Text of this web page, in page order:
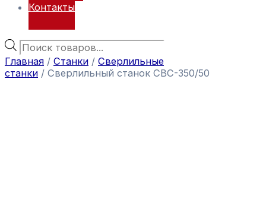
Контакты
Главная / Станки / Сверлильные
станки / Сверлильный станок СВС-350/50